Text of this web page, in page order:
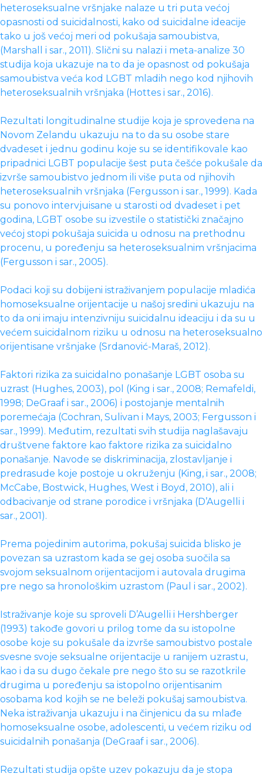
heteroseksualne vršnjake nalaze u tri puta većoj
opasnosti od suicidalnosti, kako od suicidalne ideacije
tako u još većoj meri od pokušaja samoubistva,
(Marshall i sar., 2011). Slični su nalazi i meta-analize 30
studija koja ukazuje na to da je opasnost od pokušaja
samoubistva veća kod LGBT mladih nego kod njihovih
heteroseksualnih vršnjaka (Hottes i sar., 2016).
Rezultati longitudinalne studije koja je sprovedena na
Novom Zelandu ukazuju na to da su osobe stare
dvadeset i jednu godinu koje su se identifikovale kao
pripadnici LGBT populacije šest puta češće pokušale da
izvrše samoubistvo jednom ili više puta od njihovih
heteroseksualnih vršnjaka (Fergusson i sar., 1999). Kada
su ponovo intervjuisane u starosti od dvadeset i pet
godina, LGBT osobe su izvestile o statistički značajno
većoj stopi pokušaja suicida u odnosu na prethodnu
procenu, u poređenju sa heteroseksualnim vršnjacima
(Fergusson i sar., 2005).
Podaci koji su dobijeni istraživanjem populacije mladića
homoseksualne orijentacije u našoj sredini ukazuju na
to da oni imaju intenzivniju suicidalnu ideaciju i da su u
većem suicidalnom riziku u odnosu na heteroseksualno
orijentisane vršnjake (Srdanović-Maraš, 2012).
Faktori rizika za suicidalno ponašanje LGBT osoba su
uzrast (Hughes, 2003), pol (King i sar., 2008; Remafeldi,
1998; DeGraaf i sar., 2006) i postojanje mentalnih
poremećaja (Cochran, Sulivan i Mays, 2003; Fergusson i
sar., 1999). Međutim, rezultati svih studija naglašavaju
društvene faktore kao faktore rizika za suicidalno
ponašanje. Navode se diskriminacija, zlostavljanje i
predrasude koje postoje u okruženju (King, i sar., 2008;
McCabe, Bostwick, Hughes, West i Boyd, 2010), ali i
odbacivanje od strane porodice i vršnjaka (D’Augelli i
sar., 2001).
Prema pojedinim autorima, pokušaj suicida blisko je
povezan sa uzrastom kada se gej osoba suočila sa
svojom seksualnom orijentacijom i autovala drugima
pre nego sa hronološkim uzrastom (Paul i sar., 2002).
Istraživanje koje su sproveli D’Augelli i Hershberger
(1993) takođe govori u prilog tome da su istopolne
osobe koje su pokušale da izvrše samoubistvo postale
svesne svoje seksualne orijentacije u ranijem uzrastu,
kao i da su dugo čekale pre nego što su se razotkrile
drugima u poređenju sa istopolno orijentisanim
osobama kod kojih se ne beleži pokušaj samoubistva.
Neka istraživanja ukazuju i na činjenicu da su mlađe
homoseksualne osobe, adolescenti, u većem riziku od
suicidalnih ponašanja (DeGraaf i sar., 2006).
Rezultati studija opšte uzev pokazuju da je stopa